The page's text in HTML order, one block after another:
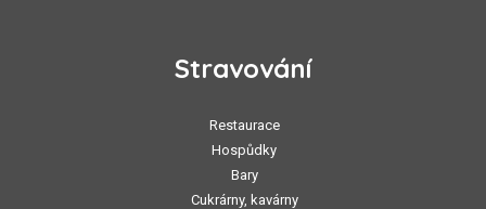
Stravování
Restaurace
Hospůdky
Bary
Cukrárny, kavárny